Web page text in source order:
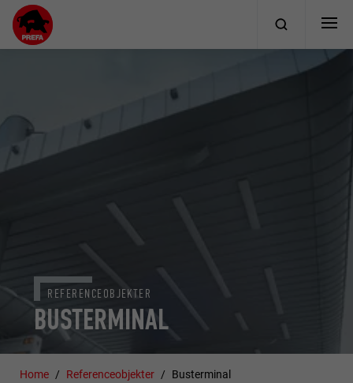
BUSTERMINAL
REFERENCEOBJEKTER
Home Referenceobjekter Busterminal